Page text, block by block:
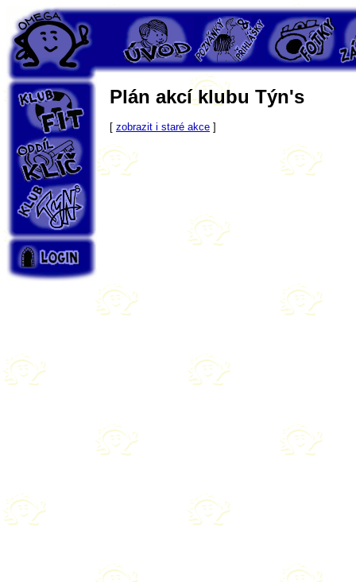
PS Omega
Úvod Pozvánky Fotky
Klub Fit
Oddíl Klíč
Klub Týn's
Login
Plán akcí klubu Týn's
[ zobrazit i staré akce ]